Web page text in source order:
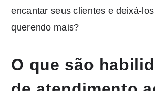
encantar seus clientes e deixá-los
querendo mais?
O que são